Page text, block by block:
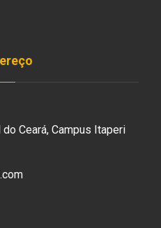
Ceará, Campus Itaperi